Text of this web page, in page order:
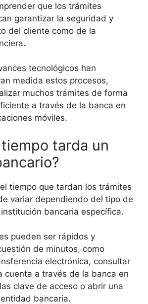
que los trámites
garantizar la seguridad y
del cliente como de la
tecnológicos han
medida estos procesos,
muchos trámites de forma
a través de la banca en
móviles.
tarda un
tiempo que tardan los trámites
variar dependiendo del tipo de
bancaria específica.
pueden ser rápidos y
de minutos, como
electrónica, consultar
cuenta a través de la banca en
clave de acceso o abrir una
bancaria.